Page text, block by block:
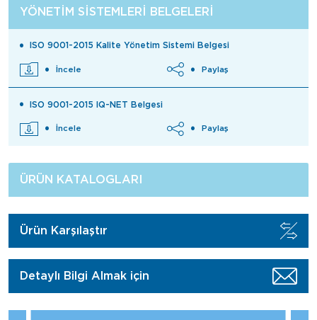
YÖNETIM SISTEMLERI BELGELERI
ISO 9001-2015 Kalite Yönetim Sistemi Belgesi
İncele Paylaş
ISO 9001-2015 IQ-NET Belgesi
İncele Paylaş
ÜRÜN KATALOGLARI
Ürün Karşılaştır
Detaylı Bilgi Almak için